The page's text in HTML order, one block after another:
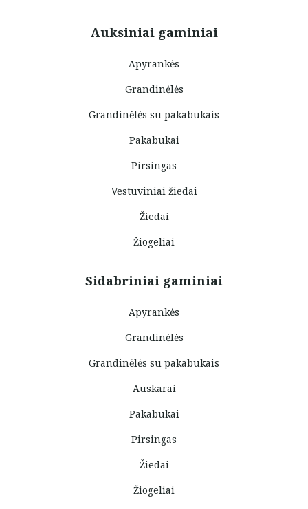
Auksiniai gaminiai
Apyrankės
Grandinėlės
Grandinėlės su pakabukais
Pakabukai
Pirsingas
Vestuviniai žiedai
Žiedai
Žiogeliai
Sidabriniai gaminiai
Apyrankės
Grandinėlės
Grandinėlės su pakabukais
Auskarai
Pakabukai
Pirsingas
Žiedai
Žiogeliai